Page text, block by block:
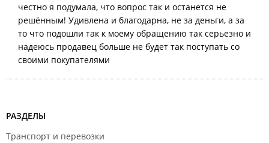
честно я подумала, что вопрос так и останется не
решённым! Удивлена и благодарна, не за деньги, а за
то что подошли так к моему обращению так серьезно и
надеюсь продавец больше не будет так поступать со
своими покупателями
РАЗДЕЛЫ
Транспорт и перевозки